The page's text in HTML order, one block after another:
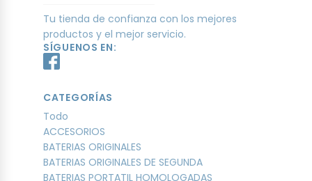
Tu tienda de confianza con los mejores
productos y el mejor servicio.
SÍGUENOS EN:
CATEGORÍAS
Todo
ACCESORIOS
BATERIAS ORIGINALES
BATERIAS ORIGINALES DE SEGUNDA
BATERIAS PORTATIL HOMOLOGADAS